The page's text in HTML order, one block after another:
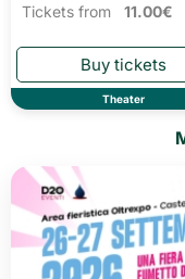
Tickets from 11.00€
Theater